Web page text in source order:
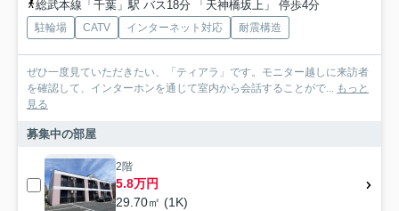
総武本線「千葉」駅 バス18分 「天神橋坂上」 停歩4分
駐輪場 CATV インターネット対応 耐震構造
ぜひ一度見ていただきたい、「ティアラ」です。モニター越しに来訪者
を確認して、インターホンを通じて室内から会話することがで... もっと
見る
募集中の部屋
2階
5.8万円
29.70㎡ (1K)